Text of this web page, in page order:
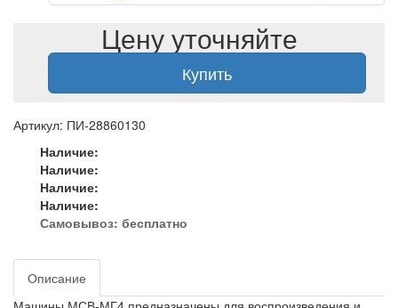
Цену уточняйте
Купить
Артикул: ПИ-28860130
Наличие:
Наличие:
Наличие:
Наличие:
Самовывоз: бесплатно
Описание